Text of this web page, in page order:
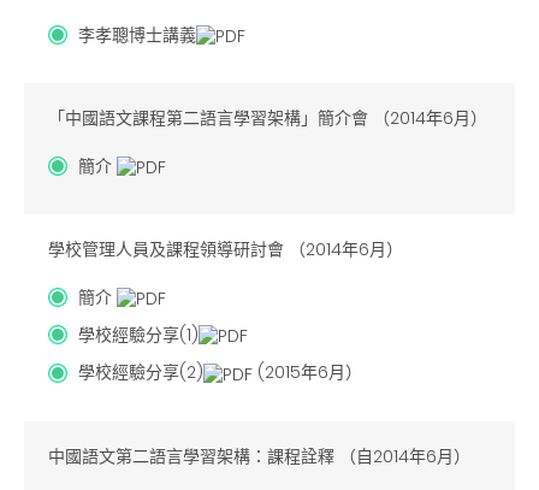
李孝聰博士講義
「中國語文課程第二語言學習架構」簡介會 （2014年6月）
簡介
學校管理人員及課程領導研討會 （2014年6月）
簡介
學校經驗分享(1)
學校經驗分享(2)
(2015年6月）
中國語文第二語言學習架構：課程詮釋 （自2014年6月）